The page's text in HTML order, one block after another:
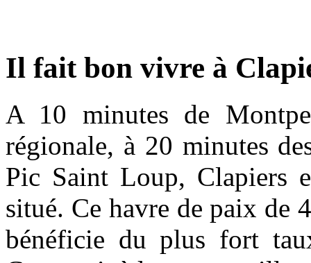
Il fait bon vivre à
A 10 minutes de
régionale, à 20 minutes
Pic Saint Loup, Clapiers
situé. Ce havre de paix de
bénéficie du plus fort